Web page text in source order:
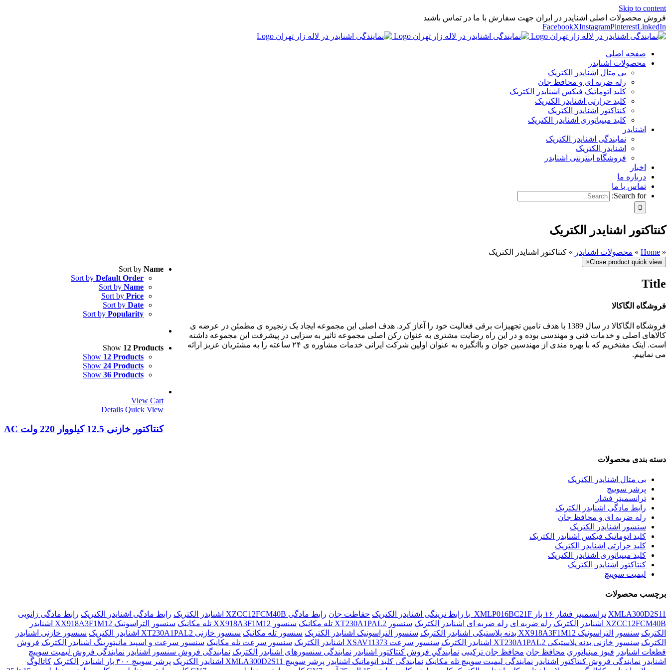
Skip to content
فروش محصولات اصلی اشنایدر در ایران جهت سفارش با ما در تماس باشید
FacebookXInstagramPinterestLinkedIn
صفحه اصلی
محصولات اشنایدر
بی متال اشنایدر الکتریک
رله ضربه ای و محافظ جان
کلید اتوماتیک فیکس اشنایدر الکتریک
کلید حرارتی اشنایدر الکتریک
کنتاکتور اشنایدر الکتریک
کلید مينياتوری اشنایدر الکتریک
اشنایدر
نمایندگی اشنایدر الکتریک
اشنایدر الکتریک
فروشگاه اینترنتی اشنایدر
اخبار
درباره ما
تماس با ما
Search for:
کنتاکتور اشنایدر الکتریک
«
Home
» محصولات اشنایدر » کنتاکتور اشنایدر الکتریک
Sort by Name
Sort by Default Order
Sort by Name
Sort by Price
Sort by Date
Sort by Popularity
Show 12 Products
Show 12 Products
Show 24 Products
Show 36 Products
View Cart
Details Quick View
کنتاکتور خازنی 12.5 کیلووار 220 ولت AC
دسته بندی محصولات
بی متال اشنایدر الکتریک
پرشر سوییچ
ترانسمیتر فشار
رابط مادگی اشنایدر الکتریک
رله ضربه ای و محافظ جان
سنسور اشنایدر الکتریک
کلید اتوماتیک فیکس اشنایدر الکتریک
کلید حرارتی اشنایدر الکتریک
کلید مينياتوری اشنایدر الکتریک
کنتاکتور اشنایدر الکتریک
لیمیت سوییچ
برچسب محصولات
XMLA300D2S11 ترانسمیتر فشار ۱۶ بار XMLP016BC21F با رابط نرینگی اشنایدر الکتریک حفاظت جان رابط مادگی XZCC12FCM40B اشنایدر الکتریک رابط مادگی اشنایدر الکتریک رابط مادگی زانویی
XZCC12FCM40B اشنایدر الکتریک
رله ضربه ای رله ضربه ای اشنایدر الکتریک سنسور XT230A1PAL2 تله مکانیک سنسور XX918A3F1M12 تله مکانیک
سنسور التراسونیک XX918A3F1M12 اشنایدر
الکتریک سنسور التراسونیک XX918A3F1M12 بدنه پلاستیکی اشنایدر الکتریک سنسور التراسونیک اشنایدر الکتریک سنسور تله مکانیک سنسور خازنی XT230A1PAL2 اشنایدر الکتریک
سنسور خازنی اشنایدر
الکتریک سنسور خازنی بدنه پلاستیکی XT230A1PAL2 اشنایدر الکتریک سنسور سرعت XSAV11373 اشنایدر الکتریک سنسور سرعت تله مکانیک سنسور سرعت و اسپید مانیتورینگ اشنایدر الکتریک فروش
قطعات اشنايدر فيوز مينياتوري محافظ جان محافظ جان ترکیبی نمايندگي فروش کنتاکتور اشنايدر نمایندگی سنسورهای اشنایدر الکتریک نمایندگی فروش سنسور اشنایدر نمایندگی فروش لیمیت سوییچ
اشنایدر نمایندگی فروش کنتاکتور اشنایدر نمایندگی لیمیت سوییچ تله مکانیک نمایندگی کلید اتوماتیک اشنایدر پرشر سوییچ XMLA300D2S11 اشنایدر الکتریک پرشر سوییچ ۳۰۰ بار اشنایدر الکتریک
کاتالوگ
Close product quick view
×
Title
فروشگاه الگاکالا
فروشگاه الگاکالا در سال 1389 با هدف تامین تجهیزات برقی فعالیت خود را آغاز کرد. هدف اصلی این مجموعه ایجاد یک زنجیره ی مطمئن در عرضه ی
کالاهای اصلی و خدمات فنی و مهندسی بوده و در این راه رضایت مشتری به عنوان رکن اصلی مجموعه تاثیر به سزایی در پیشرفت این مجموعه داشته
است. اینک مفتخریم که با بهره مندی از مهندسین جوان و باانگیزه به عنوان اولین شرکت ایرانی خدمات مشاوره ی ۲۴ ساعته را به مشتریان عزیز ارائه
می نماییم.